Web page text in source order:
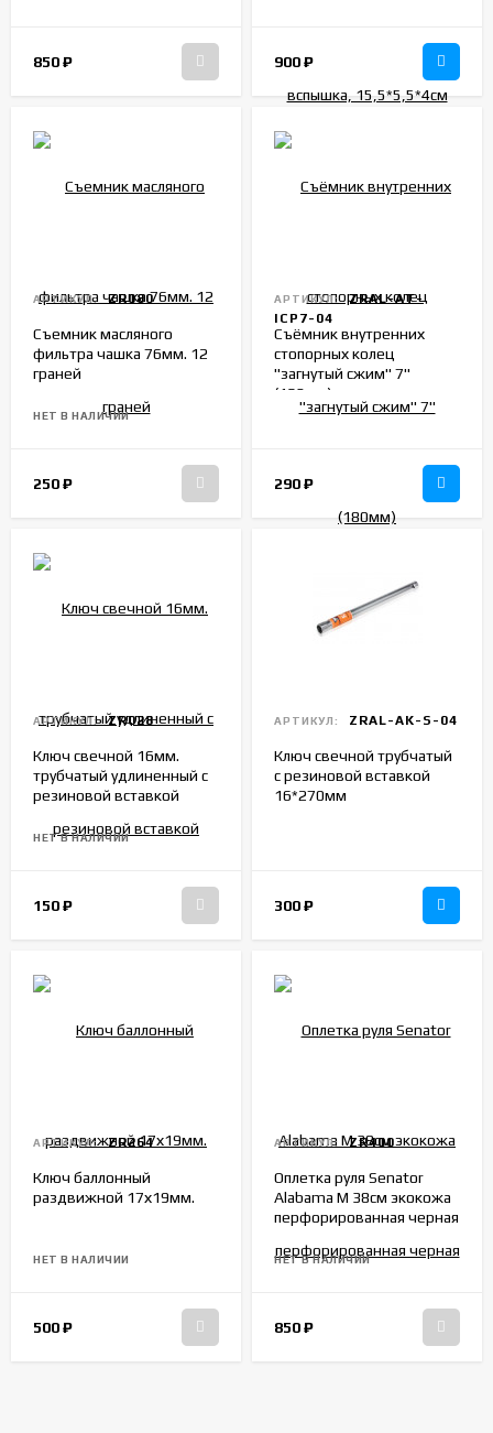
850₽ 900₽
АРТИКУЛ: ZR080
Съемник масляного
фильтра чашка 76мм. 12
граней
НЕТ В НАЛИЧИИ
250₽
АРТИКУЛ: ZRAL-AT-
ICP7-04
Съёмник внутренних
стопорных колец
"загнутый сжим" 7"
(180мм)
290₽
АРТИКУЛ: ZR028
Ключ свечной 16мм.
трубчатый удлиненный с
резиновой вставкой
НЕТ В НАЛИЧИИ
150₽
АРТИКУЛ: ZRAL-AK-S-04
Ключ свечной трубчатый
с резиновой вставкой
16*270мм
300₽
АРТИКУЛ: ZR264
Ключ баллонный
раздвижной 17х19мм.
НЕТ В НАЛИЧИИ
500₽
АРТИКУЛ: ZR400
Оплетка руля Senator
Alabama M 38см экокожа
перфорированная черная
НЕТ В НАЛИЧИИ
850₽